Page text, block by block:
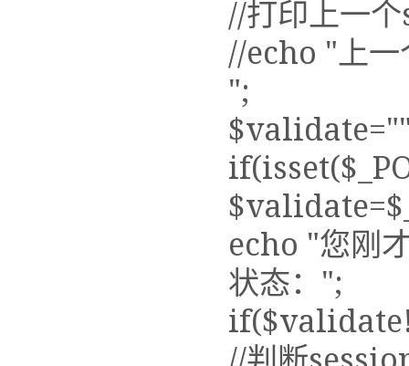
//打印上一
//echo "上
";